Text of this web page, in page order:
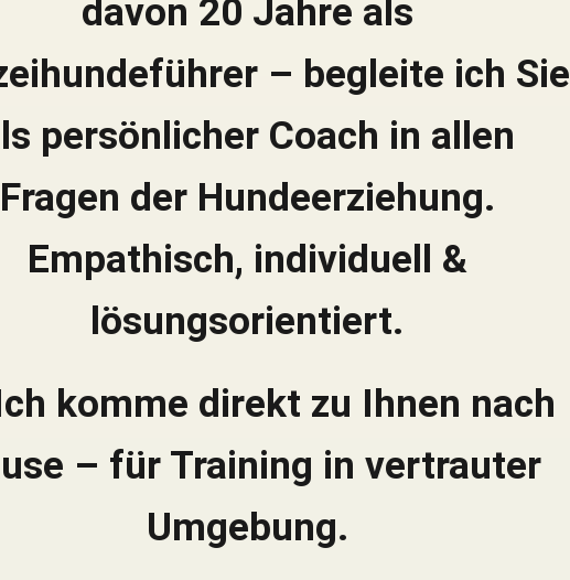
davon 20 Jahre als
– begleite ich Sie
persönlicher Coach in allen
Fragen der Hundeerziehung.
Empathisch, individuell &
lösungsorientiert.
komme direkt zu Ihnen nach
– für Training in vertrauter
Umgebung.